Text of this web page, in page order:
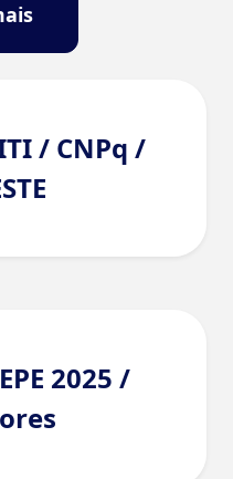
/ CNPq /
2025 /